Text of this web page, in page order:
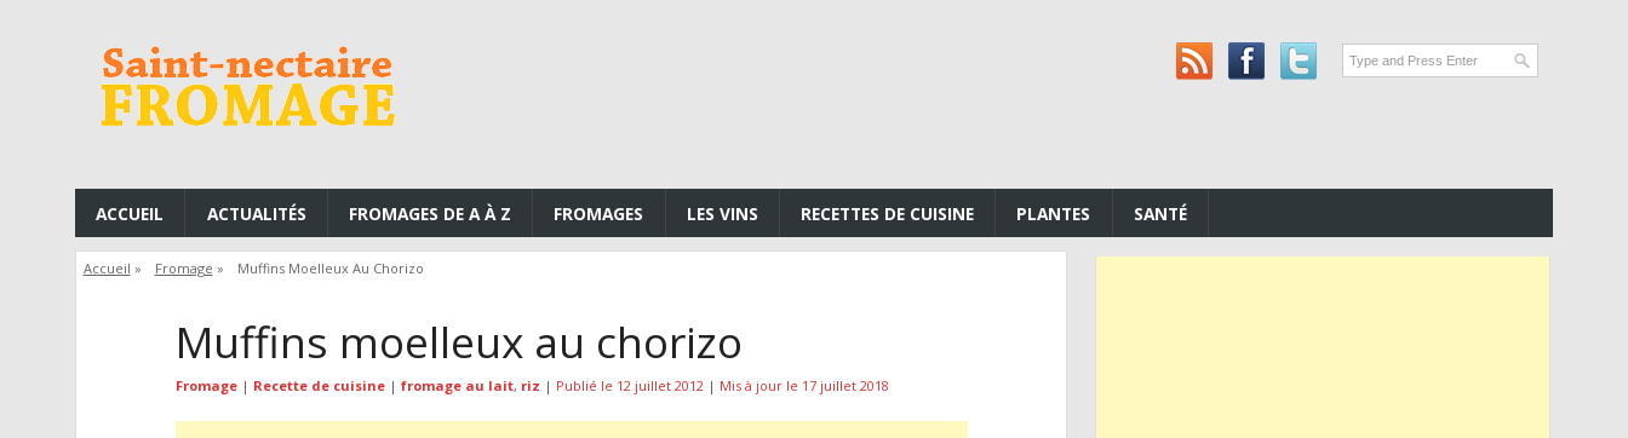
ACCUEIL ACTUALITÉS FROMAGES DE A À Z FROMAGES LES VINS RECETTES DE CUISINE PLANTES SANTÉ
Accueil » Fromage » Muffins Moelleux Au Chorizo
Muffins moelleux au chorizo
Fromage| Recette de cuisine| fromage au lait, riz | Publié le 12 juillet 2012 | Mis à jour le 17 juillet 2018